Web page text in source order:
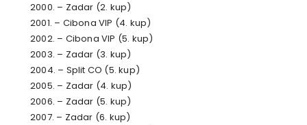
2000. – Zadar (2. kup)
2001. – Cibona VIP (4. kup)
2002. – Cibona VIP (5. kup)
2003. – Zadar (3. kup)
2004. – Split CO (5. kup)
2005. – Zadar (4. kup)
2006. – Zadar (5. kup)
2007. – Zadar (6. kup)